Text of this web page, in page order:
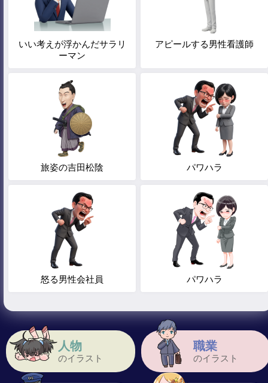
人物
のイラスト
職業
のイラスト
いい考えが浮かんだサラリ
ーマン
アピールする男性看護師
旅姿の吉田松陰 パワハラ
怒る男性会社員 パワハラ